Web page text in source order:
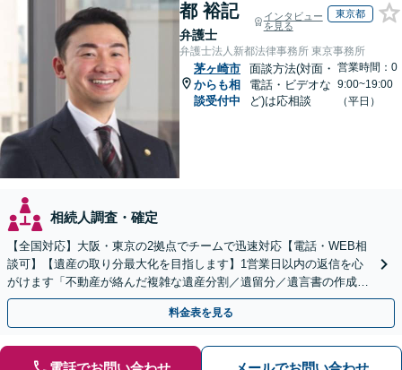
都 裕記
弁護士
インタビュー
を見る
東京都
弁護士法人新都法律事務所 東京事務所
茅ヶ崎市
からも相
談受付中
面談方法(対面・
電話・ビデオな
ど)は応相談
営業時間：0
9:00~19:00
（平日）
相続人調査・確定
【全国対応】大阪・東京の2拠点でチームで迅速対応【電話・WEB相
談可】【遺産の取り分最大化を目指します】1営業日以内の返信を心
がけます「不動産が絡んだ複雑な遺産分割／遺留分／遺言書の作成・
執行／事業承継など、お任せください」【休日相談あり】
料金表を見る